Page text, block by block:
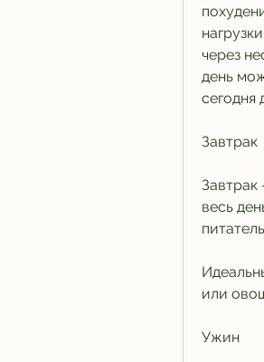
через
день
сегодня
Завтрак
весь
или
Ужин